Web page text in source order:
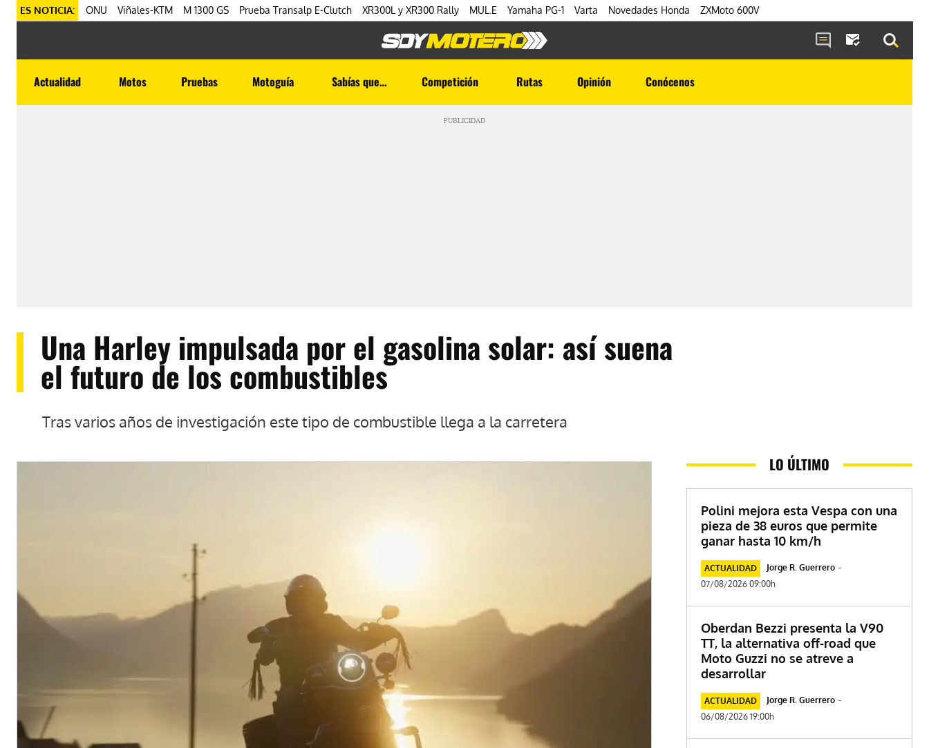
ES NOTICIA: ONU Viñales-KTM M 1300 GS Prueba Transalp E-Clutch XR300L y XR300 Rally MUL.E Yamaha PG-1 Varta Novedades Honda ZXMoto 600V
Actualidad Motos Pruebas Motoguía Sabías que… Competición Rutas Opinión Conócenos
PUBLICIDAD
Una Harley impulsada por el gasolina solar: así suena
el futuro de los combustibles
Tras varios años de investigación este tipo de combustible llega a la carretera
LO ÚLTIMO
Polini mejora esta Vespa con una
pieza de 38 euros que permite
ganar hasta 10 km/h
ACTUALIDAD Jorge R. Guerrero -
07/08/2026 09:00h
Oberdan Bezzi presenta la V90
TT, la alternativa off-road que
Moto Guzzi no se atreve a
desarrollar
ACTUALIDAD Jorge R. Guerrero -
06/08/2026 19:00h